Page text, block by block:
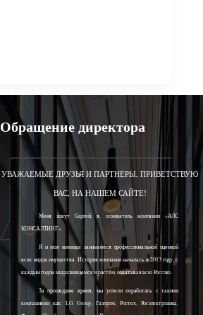
Обращение директора
УВАЖАЕМЫЕ ДРУЗЬЯ И ПАРТНЕРЫ, ПРИВЕТСТВУЮ
ВАС, НА НАШЕМ САЙТЕ!
Меня зовут Сергей, я, основатель компании «АЛС
КОНСАЛТИНГ».
Я и моя команда занимаемся профессиональной оценкой
всех видов имущества. История компании началась в 2013 году, с
каждым годом мы развиваемся и растём, охватывая всю Россию.
За прошедшее время, мы успели поработать с такими
компаниями как: LG Group, Газпром, Ростех, Росэлектроника,